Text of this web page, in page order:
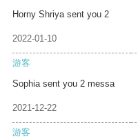
Horny Shriya sent you 2
2022-01-10
游客
Sophia sent you 2 messa
2021-12-22
游客